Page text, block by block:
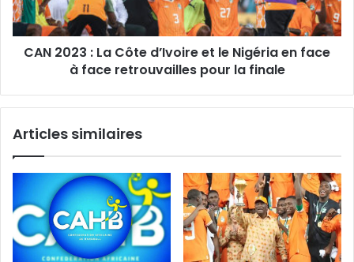
CAN 2023 : La Côte d’Ivoire et le Nigéria en face
à face retrouvailles pour la finale
Articles similaires